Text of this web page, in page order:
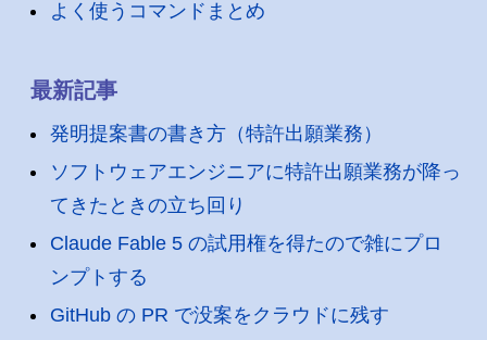
よく使うコマンドまとめ
最新記事
発明提案書の書き方（特許出願業務）
ソフトウェアエンジニアに特許出願業務が降っ
てきたときの立ち回り
Claude Fable 5 の試用権を得たので雑にプロ
ンプトする
GitHub の PR で没案をクラウドに残す